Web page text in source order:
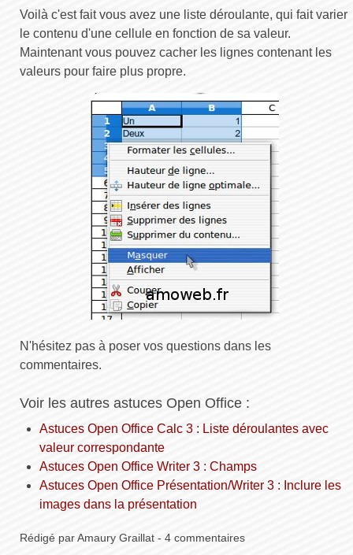
Voilà c'est fait vous avez une liste déroulante, qui fait varier
le contenu d'une cellule en fonction de sa valeur.
Maintenant vous pouvez cacher les lignes contenant les
valeurs pour faire plus propre.
N'hésitez pas à poser vos questions dans les
commentaires.
Voir les autres astuces Open Office :
Astuces Open Office Calc 3 : Liste déroulantes avec
valeur correspondante
Astuces Open Office Writer 3 : Champs
Astuces Open Office Présentation/Writer 3 : Inclure les
images dans la présentation
Rédigé par Amaury Graillat - 4 commentaires